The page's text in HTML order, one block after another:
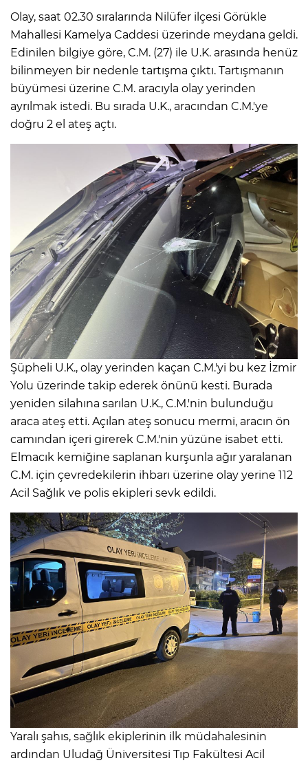
Olay, saat 02.30 sıralarında Nilüfer ilçesi Görükle
Mahallesi Kamelya Caddesi üzerinde meydana geldi.
Edinilen bilgiye göre, C.M. (27) ile U.K. arasında henüz
bilinmeyen bir nedenle tartışma çıktı. Tartışmanın
büyümesi üzerine C.M. aracıyla olay yerinden
ayrılmak istedi. Bu sırada U.K., aracından C.M.'ye
doğru 2 el ateş açtı.
Şüpheli U.K., olay yerinden kaçan C.M.'yi bu kez İzmir
Yolu üzerinde takip ederek önünü kesti. Burada
yeniden silahına sarılan U.K., C.M.'nin bulunduğu
araca ateş etti. Açılan ateş sonucu mermi, aracın ön
camından içeri girerek C.M.'nin yüzüne isabet etti.
Elmacık kemiğine saplanan kurşunla ağır yaralanan
C.M. için çevredekilerin ihbarı üzerine olay yerine 112
Acil Sağlık ve polis ekipleri sevk edildi.
Yaralı şahıs, sağlık ekiplerinin ilk müdahalesinin
ardından Uludağ Üniversitesi Tıp Fakültesi Acil